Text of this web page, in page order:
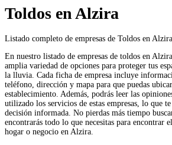
Toldos en Alzira
Listado completo de empresas de Toldos en Alzira.
En nuestro listado de empresas de toldos en
amplia variedad de opciones para proteger tus
la lluvia. Cada ficha de empresa incluye
teléfono, dirección y mapa para que puedas
establecimiento. Además, podrás leer las
utilizado los servicios de estas empresas, lo que
decisión informada. No pierdas más tiempo
encontrarás todo lo que necesitas para encontrar
hogar o negocio en Alzira.